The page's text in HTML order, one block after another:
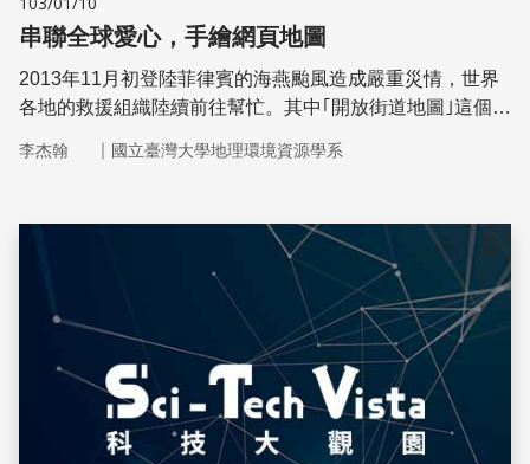
串聯全球愛心，手繪網頁地圖
2013年11月初登陸菲律賓的海燕颱風造成嚴重災情，世界
各地的救援組織陸續前往幫忙。其中｢開放街道地圖｣這個可
重視的新型態救災科技，在海燕風災中有更進一步的使用
李杰翰 ｜ 國立臺灣大學地理環境資源學系
儲存